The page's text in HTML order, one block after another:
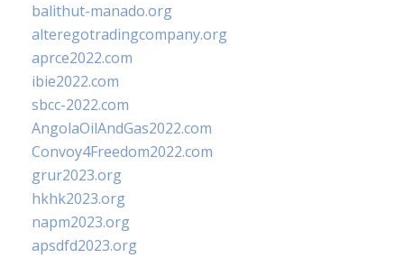
balithut-manado.org
alteregotradingcompany.org
aprce2022.com
ibie2022.com
sbcc-2022.com
AngolaOilAndGas2022.com
Convoy4Freedom2022.com
grur2023.org
hkhk2023.org
napm2023.org
apsdfd2023.org